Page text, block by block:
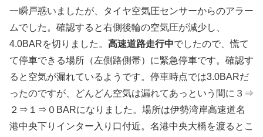
一瞬戸惑いましたが、タイヤ空気圧センサーからのアラー
ムでした。確認すると右側後輪の空気圧が減少し、
4.0BARを切りました。 高速道路走行中でしたので、慌て
て停車できる場所（左側路側帯）に緊急停車です。確認す
ると空気が漏れているようです。停車時点では3.0BARだ
ったのですが、どんどん空気は漏れてあっという間に３⇒
２⇒１⇒０BARになりました。場所は伊勢湾岸高速道名
港中央下りインター入り口付近。名港中央大橋を渡るとこ